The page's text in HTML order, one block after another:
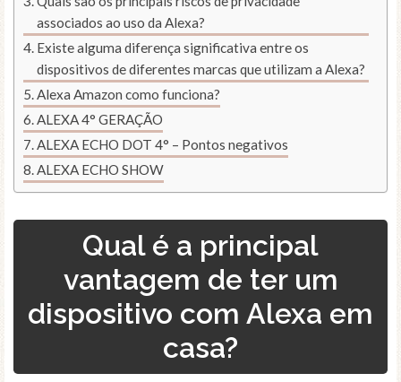
associados ao uso da Alexa?
Existe alguma diferença significativa entre os
dispositivos de diferentes marcas que utilizam a Alexa?
Alexa Amazon como funciona?
ALEXA 4° GERAÇÃO
ALEXA ECHO DOT 4° – Pontos negativos
ALEXA ECHO SHOW
Qual é a principal
vantagem de ter um
dispositivo com Alexa em
casa?